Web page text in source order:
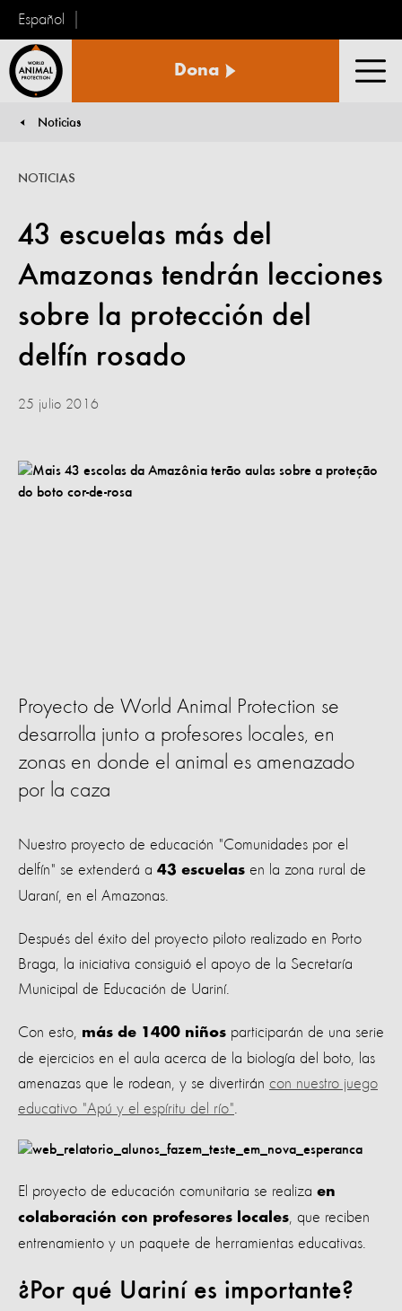
Español
Animal
Dona
Noticias
43 escuelas más del
Amazonas tendrán lecciones
sobre la protección del
delfín rosado
NOTICIAS
25 julio 2016
Proyecto de World Animal Protection se
desarrolla junto a profesores locales, en
zonas en donde el animal es amenazado
por la caza
Nuestro proyecto de educación "Comunidades por el
delfín" se extenderá a 43 escuelas en la zona rural de
Uaraní, en el Amazonas.
Después del éxito del proyecto piloto realizado en Porto
Braga, la iniciativa consiguió el apoyo de la Secretaría
Municipal de Educación de Uariní.
Con esto, más de 1400 niños participarán de una serie
de ejercicios en el aula acerca de la biología del boto, las
amenazas que le rodean, y se divertirán con nuestro juego
educativo "Apú y el espíritu del río"
El proyecto de educación comunitaria se realiza en
colaboración con profesores locales , que reciben
entrenamiento y un paquete de herramientas educativas.
¿Por qué Uariní es importante?